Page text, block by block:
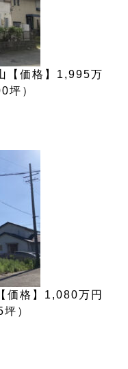
【価格】1,995万
坪）
価格】1,080万円
）